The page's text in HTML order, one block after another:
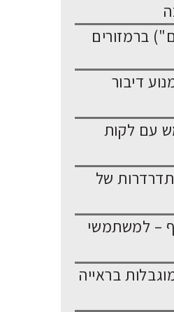
ברמזורים
דיבור
עם לקות
של
– למשתמשי
בראייה